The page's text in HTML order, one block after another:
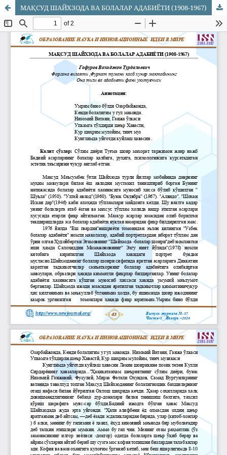
МАҚСУД ШАЙХЗОДА ВА БОЛАЛАР АДАБИЁТИ (1908-1967)